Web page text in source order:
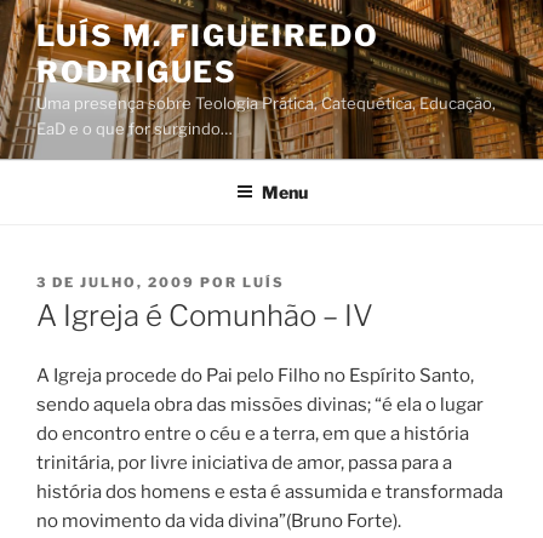
Saltar
para
o
conteúdo
LUÍS M. FIGUEIREDO
RODRIGUES
Uma presença sobre Teologia Prática, Catequética, Educação,
EaD e o que for surgindo…
Menu
PUBLICADO
EM
3 DE JULHO, 2009 POR LUÍS
A Igreja é Comunhão – IV
A Igreja procede do Pai pelo Filho no Espírito Santo,
sendo aquela obra das missões divinas; “é ela o lugar
do encontro entre o céu e a terra, em que a história
trinitária, por livre iniciativa de amor, passa para a
história dos homens e esta é assumida e transformada
no movimento da vida divina”(Bruno Forte).